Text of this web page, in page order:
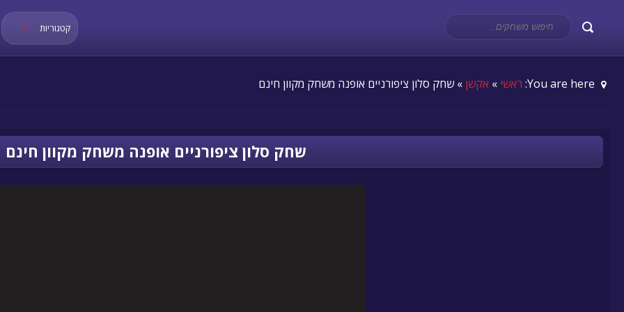
קטגוריות
ראשי » אקשן » שחק סלון ציפורניים אופנה משחק מקוון חינם
שחק סלון ציפורניים אופנה משחק מקוון חינם